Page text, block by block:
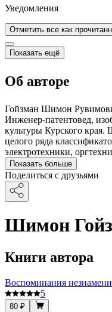
Уведомления
Отметить все как
Показать ещё
Об авторе
Гойзман Шимон
Инженер-патентовед,
культуры Курского края.
целого ряда
электротехники,
Показать больше
Поделиться с друзьями
Шимон
Книги автора
Воспоминания
5
80 ₽